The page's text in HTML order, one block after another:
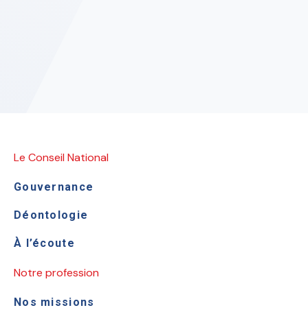
Le Conseil National
Gouvernance
Déontologie
À l’écoute
Notre profession
Nos missions